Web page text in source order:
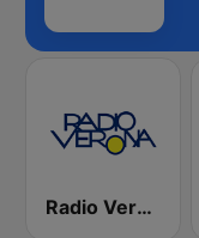
Radio Verona